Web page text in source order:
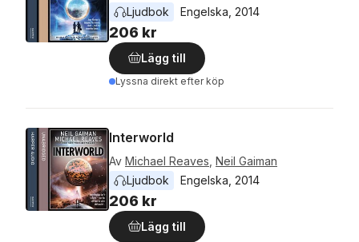
Ljudbok
Engelska 2014
206 kr
Lägg till
Lyssna direkt efter köp
Interworld
Av Michael Reaves Neil Gaiman
Ljudbok
Engelska 2014
206 kr
Lägg till